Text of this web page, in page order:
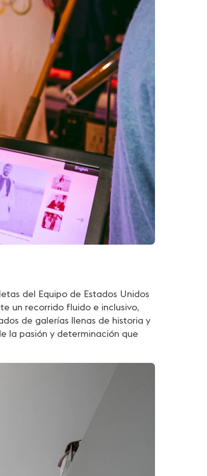
del Equipo de Estados Unidos
un recorrido fluido e inclusivo,
de galerías llenas de historia y
la pasión y determinación que